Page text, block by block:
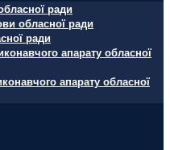
ради
обласної ради
ради
апарату обласної
апарату обласної